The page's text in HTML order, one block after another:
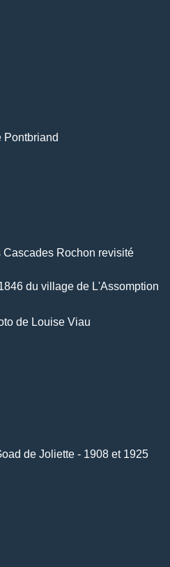
Pontbriand
Cascades Rochon revisité
du village de L'Assomption
de Louise Viau
de Joliette - 1908 et 1925